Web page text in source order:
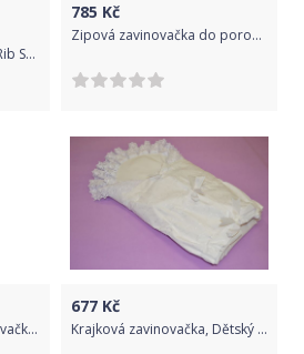
Lodger Hopper Sleeves Rib Sensitive 68/80
785 Kč
Zipová zavinovačka do porodnice s krajkou, Dětský svět, Beata
ENIE BABY Péřová zavinovačka SATINE grey leaves 100x100 cm
677 Kč
Krajková zavinovačka, Dětský svět, čtvercová s madeirou, Claudia